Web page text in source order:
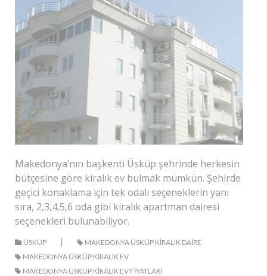
Makedonya’nın başkenti Üsküp şehrinde herkesin
bütçesine göre kiralık ev bulmak mümkün. Şehirde
geçici konaklama için tek odalı seçeneklerin yanı
sıra, 2,3,4,5,6 oda gibi kiralık apartman dairesi
seçenekleri bulunabiliyor.
ÜSKÜP |
MAKEDONYA ÜSKÜP KIRALIK DAIRE
MAKEDONYA ÜSKÜP KIRALIK EV
MAKEDONYA ÜSKÜP KIRALIK EV FIYATLARI